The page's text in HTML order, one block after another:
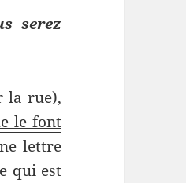
serez
la rue),
le font
lettre
qui est